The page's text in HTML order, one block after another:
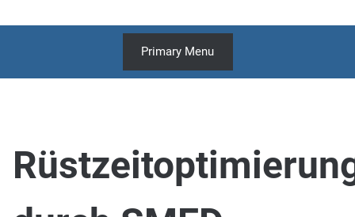
Primary Menu